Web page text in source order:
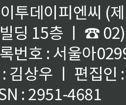
투데이피엔씨 (
딩 15층 ㅣ ☎
번호 : 서울아
김상우 ㅣ 편집인
: 2951-4681